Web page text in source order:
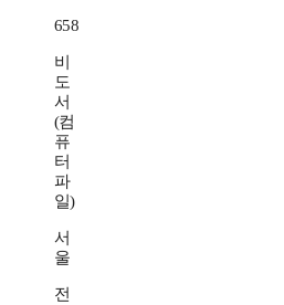
658
비
도
서
(컴
퓨
터
파
일)
서
울
전